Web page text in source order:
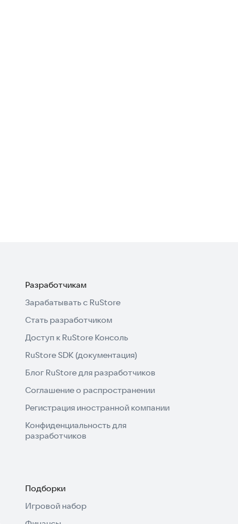
Разработчикам
Зарабатывать с RuStore
Стать разработчиком
Доступ к RuStore Консоль
RuStore SDK (документация)
Блог RuStore для разработчиков
Соглашение о распространении
Регистрация иностранной компании
Конфиденциальность для
разработчиков
Подборки
Игровой набор